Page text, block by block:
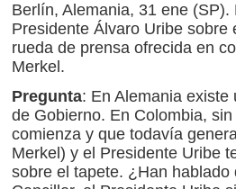
Berlín, Alemania, 31 ene
Presidente Álvaro Uribe
rueda de prensa ofrecida en
Merkel.
Pregunta: En Alemania existe
de Gobierno. En Colombia,
comienza y que todavía
Merkel) y el Presidente Uribe
sobre el tapete. ¿Han